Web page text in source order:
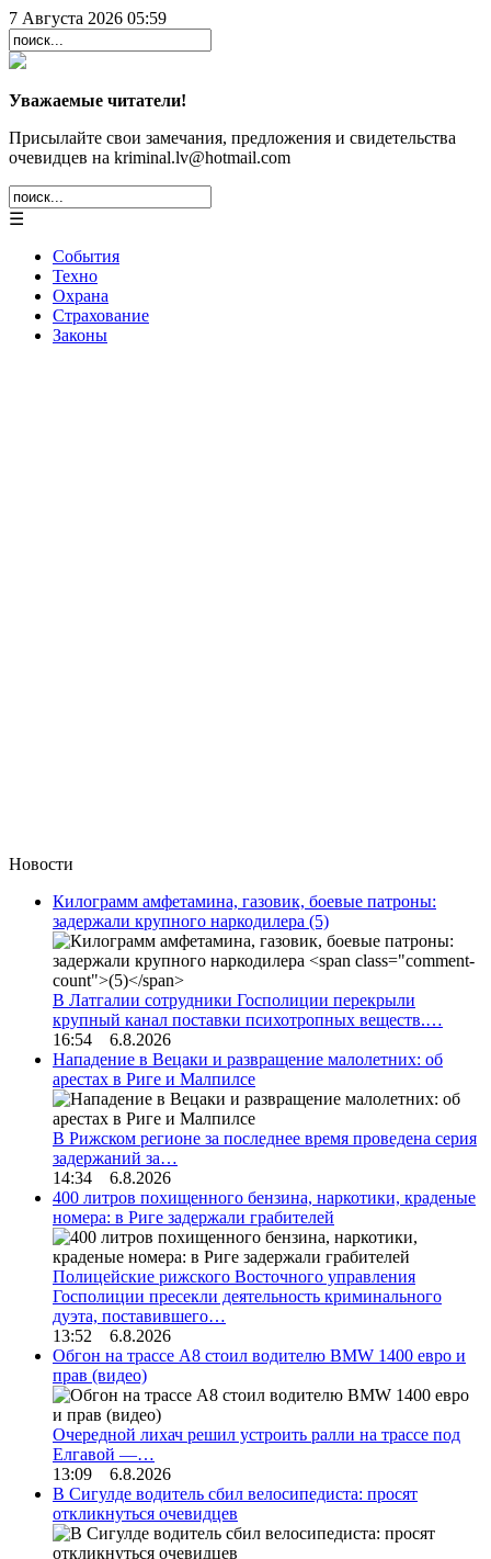
7 Августа 2026 05:59
Уважаемые читатели!
Присылайте свои замечания, предложения и свидетельства
очевидцев на kriminal.lv@hotmail.com
☰
События
Техно
Охрана
Страхование
Законы
Новости
Килограмм амфетамина, газовик, боевые патроны:
задержали крупного наркодилера (5)
В Латгалии сотрудники Госполиции перекрыли
крупный канал поставки психотропных веществ.…
16:54 6.8.2026
Нападение в Вецаки и развращение малолетних: об
арестах в Риге и Малпилсе
В Рижском регионе за последнее время проведена серия
задержаний за…
14:34 6.8.2026
400 литров похищенного бензина, наркотики, краденые
номера: в Риге задержали грабителей
Полицейские рижского Восточного управления
Госполиции пресекли деятельность криминального
дуэта, поставившего…
13:52 6.8.2026
Обгон на трассе А8 стоил водителю BMW 1400 евро и
прав (видео)
Очередной лихач решил устроить ралли на трассе под
Елгавой —…
13:09 6.8.2026
В Сигулде водитель сбил велосипедиста: просят
откликнуться очевидцев